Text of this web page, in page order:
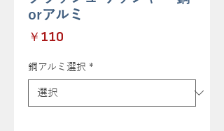
orアルミ
￥110
銅アルミ選択 *